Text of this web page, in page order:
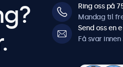
Ring oss på
Mandag til
Send oss en
Få svar